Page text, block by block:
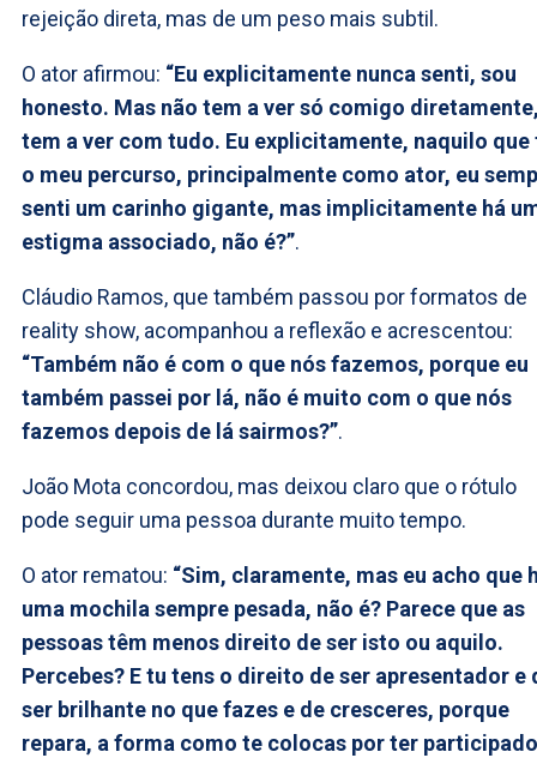
rejeição direta, mas de um peso mais subtil.
O ator afirmou: “Eu explicitamente nunca senti, sou
honesto. Mas não tem a ver só comigo
tem a ver com tudo. Eu explicitamente, naquilo que
o meu percurso, principalmente como ator, eu
senti um carinho gigante, mas implicitamente há
estigma associado, não é?”.
Cláudio Ramos, que também passou por formatos de
reality show, acompanhou a reflexão e acrescentou:
“Também não é com o que nós fazemos, porque eu
também passei por lá, não é muito com o que nós
fazemos depois de lá sairmos?”.
João Mota concordou, mas deixou claro que o rótulo
pode seguir uma pessoa durante muito tempo.
O ator rematou: “Sim, claramente, mas eu acho que
uma mochila sempre pesada, não é? Parece que as
pessoas têm menos direito de ser isto ou aquilo.
Percebes? E tu tens o direito de ser apresentador e
ser brilhante no que fazes e de cresceres, porque
repara, a forma como te colocas por ter participado